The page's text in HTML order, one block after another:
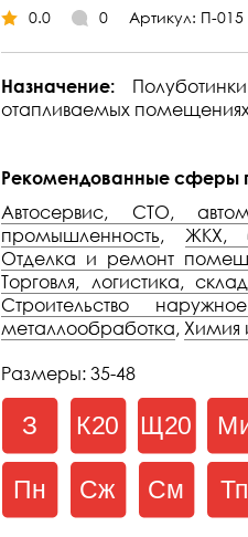
0.0 0 Артикул: П-015
Назначение:
отапливаемых помещениях
Рекомендованные сферы
Автосервис, СТО,
промышленность, ЖКХ,
Отделка и ремонт
Торговля, логистика,
Строительство
металлообработка, Химия
Размеры: 35-48